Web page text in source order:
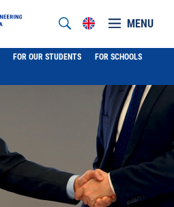
MENU
FOR OUR STUDENTS
FOR SCHOOLS